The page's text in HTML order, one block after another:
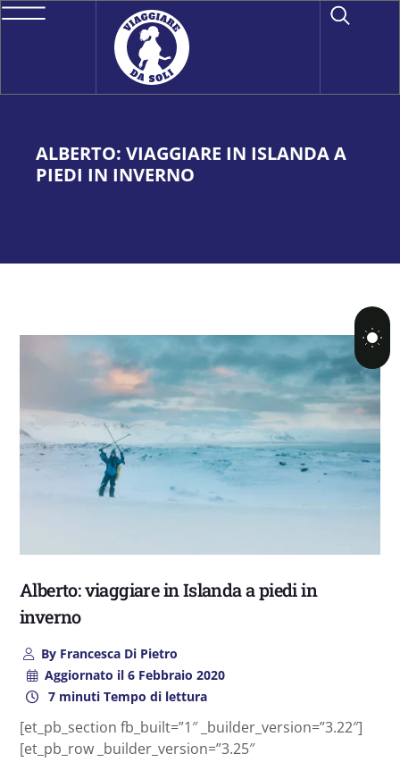
ALBERTO: VIAGGIARE IN ISLANDA A
PIEDI IN INVERNO
Alberto: viaggiare in Islanda a piedi in
inverno
ByFrancesca Di Pietro
Aggiornato il6 Febbraio 2020
7 minuti Tempo di lettura
[et_pb_section fb_built=”1″ _builder_version=”3.22″]
[et_pb_row _builder_version=”3.25″